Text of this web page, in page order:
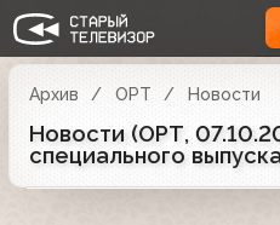
Архив ОРТ Новости
Новости (ОРТ,
специального